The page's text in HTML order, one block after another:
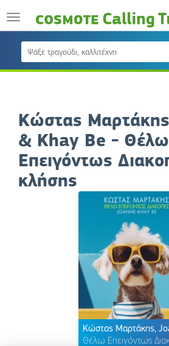
Κώστας
& Khay Be - Θέλω
Επειγόντως
κλήσης
Θέλω Επειγόντως